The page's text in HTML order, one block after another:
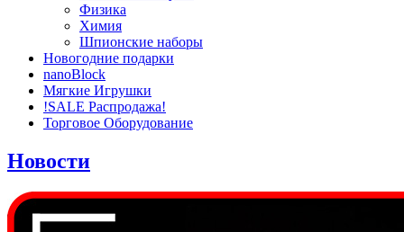
Физика
Химия
Шпионские наборы
Новогодние подарки
nanoBlock
Мягкие Игрушки
!SALE Распродажа!
Торговое Оборудование
Новости